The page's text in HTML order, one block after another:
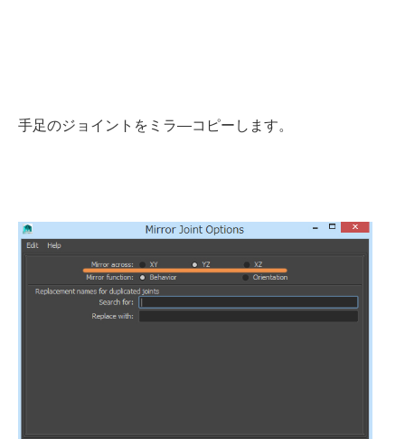
手足のジョイントをミラ―コピーします。